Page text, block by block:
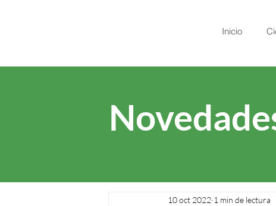
Inicio
10 oct 2022 1 min de lectura